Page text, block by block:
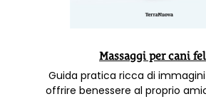
Massaggi per cani
Guida pratica ricca di
offrire benessere al